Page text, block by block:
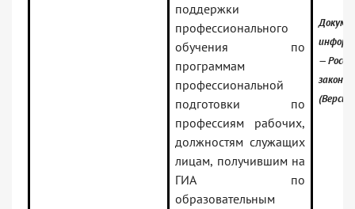
поддержки
профессионального
обучения по
программам
профессиональной
подготовки по
профессиям рабочих,
должностям служащих
лицам, получившим на
ГИА по
образовательным
—